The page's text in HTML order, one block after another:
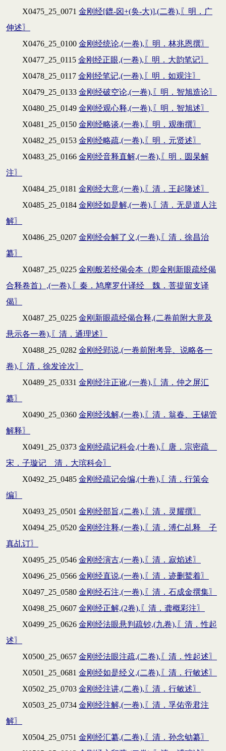
X0475_25_0071 金刚经[鎞-囟+(奂-大)],(二卷),〖明．广
伸述〗
X0476_25_0100 金刚经统论,(一卷),〖明．林兆恩撰〗
X0477_25_0115 金刚经正眼,(一卷),〖明．大韵笔记〗
X0478_25_0117 金刚经笔记,(一卷),〖明．如观注〗
X0479_25_0133 金刚经破空论,(一卷),〖明．智旭造论〗
X0480_25_0149 金刚经观心释,(一卷),〖明．智旭述〗
X0481_25_0150 金刚经略谈,(一卷),〖明．观衡撰〗
X0482_25_0153 金刚经略疏,(一卷),〖明．元贤述〗
X0483_25_0166 金刚经音释直解,(一卷),〖明．圆杲解
注〗
X0484_25_0181 金刚经大意,(一卷),〖清．王起隆述〗
X0485_25_0184 金刚经如是解,(一卷),〖清．无是道人注
解〗
X0486_25_0207 金刚经会解了义,(一卷),〖清．徐昌治
纂〗
X0487_25_0225 金刚般若经偈会本（即金刚新眼疏经偈
合释卷首）,(一卷),〖秦．鸠摩罗什译经 魏．菩提留支译
偈〗
X0487_25_0225 金刚新眼疏经偈合释,(二卷前附大意及
悬示各一卷),〖清．通理述〗
X0488_25_0282 金刚经郢说,(一卷前附考异、说略各一
卷),〖清．徐发诠次〗
X0489_25_0331 金刚经注正讹,(一卷),〖清．仲之屏汇
纂〗
X0490_25_0360 金刚经浅解,(一卷),〖清．翁春、王锡管
解释〗
X0491_25_0373 金刚经疏记科会,(十卷),〖唐．宗密疏
宋．子璇记 清．大瑸科会〗
X0492_25_0485 金刚经疏记会编,(十卷),〖清．行策会
编〗
X0493_25_0501 金刚经部旨,(二卷),〖清．灵耀撰〗
X0494_25_0520 金刚经注释,(一卷),〖清．溥仁乩释 子
真乩订〗
X0495_25_0546 金刚经演古,(一卷),〖清．寂焰述〗
X0496_25_0566 金刚经直说,(一卷),〖清．迹删鹫着〗
X0497_25_0580 金刚经石注,(一卷),〖清．石成金撰集〗
X0498_25_0607 金刚经正解,(2卷),〖清．龚概彩注〗
X0499_25_0626 金刚经法眼悬判疏钞,(九卷),〖清．性起
述〗
X0500_25_0657 金刚经法眼注疏,(二卷),〖清．性起述〗
X0501_25_0681 金刚经如是经义,(二卷),〖清．行敏述〗
X0502_25_0703 金刚经注讲,(二卷),〖清．行敏述〗
X0503_25_0734 金刚经注解,(一卷),〖清．孚佑帝君注
解〗
X0504_25_0751 金刚经汇纂,(二卷),〖清．孙念劬纂〗